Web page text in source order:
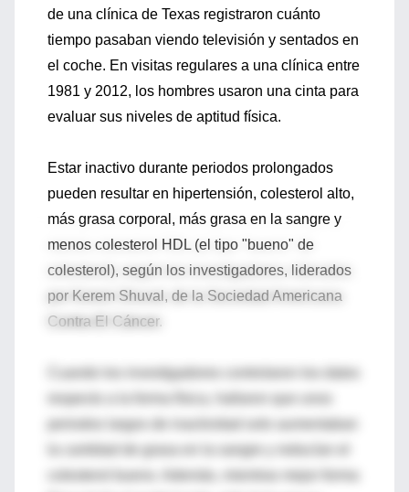
de una clínica de Texas registraron cuánto
tiempo pasaban viendo televisión y sentados en
el coche. En visitas regulares a una clínica entre
1981 y 2012, los hombres usaron una cinta para
evaluar sus niveles de aptitud física.
Estar inactivo durante periodos prolongados
pueden resultar en hipertensión, colesterol alto,
más grasa corporal, más grasa en la sangre y
menos colesterol HDL (el tipo "bueno" de
colesterol), según los investigadores, liderados
por Kerem Shuval, de la Sociedad Americana
Contra El Cáncer.
Cuando los investigadores controlaron los datos
periodos largos de inactividad solo aumentaban
la cantidad de grasa en la sangre y reducían el